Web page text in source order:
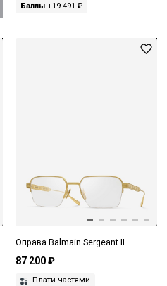
Баллы+19 491 ₽
Оправа Balmain Sergeant II
87 200 ₽
Плати частями